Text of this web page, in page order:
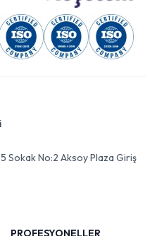
Sokak No:2 Aksoy Plaza Giriş
PROFESYONELLER